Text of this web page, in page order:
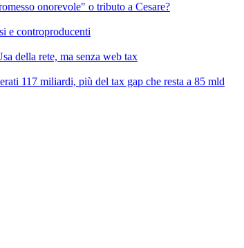
onorevole" o tributo a Cesare?
e controproducenti
della rete, ma senza web tax
117 miliardi, più del tax gap che resta a 85 mld